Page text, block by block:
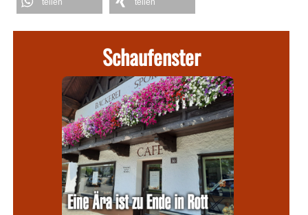
teilen teilen
Schaufenster